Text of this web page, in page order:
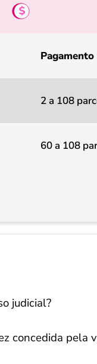
Pagamento
2 a 108
60 a 108
judicial?
concedida pela